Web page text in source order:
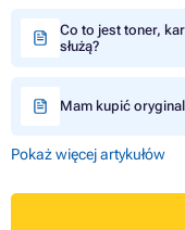
Co to jest toner,
służą?
Mam kupić
Pokaż więcej artykułów